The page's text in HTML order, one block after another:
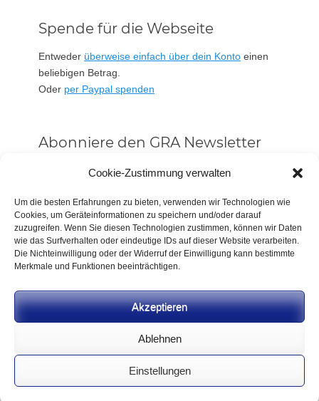
Cookie-Zustimmung verwalten
Um die besten Erfahrungen zu bieten, verwenden wir Technologien wie
Cookies, um Geräteinformationen zu speichern und/oder darauf
zuzugreifen. Wenn Sie diesen Technologien zustimmen, können wir Daten
wie das Surfverhalten oder eindeutige IDs auf dieser Website verarbeiten.
Die Nichteinwilligung oder der Widerruf der Einwilligung kann bestimmte
Merkmale und Funktionen beeinträchtigen.
Akzeptieren
Ablehnen
Einstellungen
Spende für die Webseite
Entweder überweise einfach über dein Konto einen
beliebigen Betrag.
Oder per Paypal spenden
Abonniere den GRA Newsletter
Vorname oder ganzer Name
Email
Alle Neuigkeiten sofort
Datenschutzerklärung.